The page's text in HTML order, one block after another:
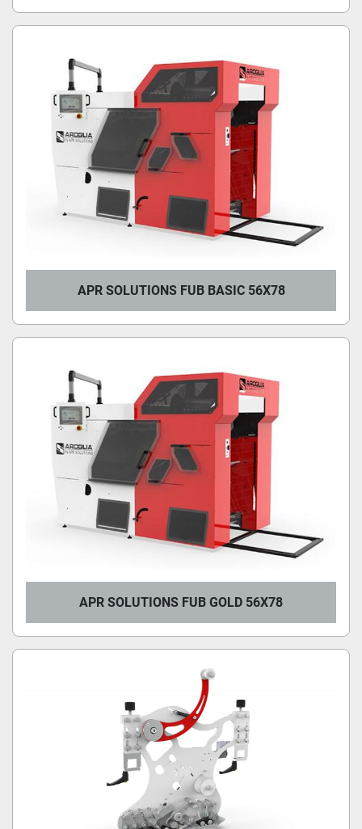
APR SOLUTIONS FUB BASIC 56X78
APR SOLUTIONS FUB GOLD 56X78